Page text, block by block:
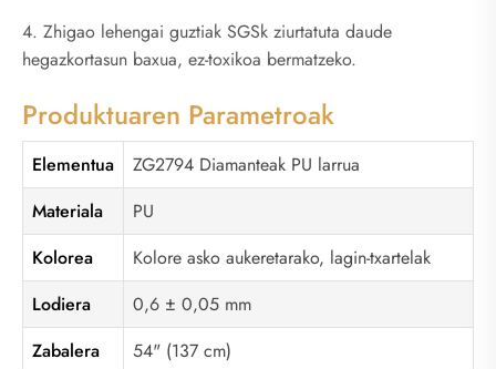
4. Zhigao lehengai guztiak SGSk ziurtatuta daude
hegazkortasun baxua, ez-toxikoa bermatzeko.
Produktuaren Parametroak
Elementua
ZG2794 Diamanteak PU larrua
Materiala
PU
Kolorea
Kolore asko aukeretarako, lagin-txartelak
Lodiera
0,6 ± 0,05 mm
Zabalera
54" (137 cm)